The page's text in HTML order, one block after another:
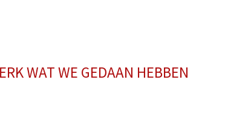
WAT WE GEDAAN HEBBEN